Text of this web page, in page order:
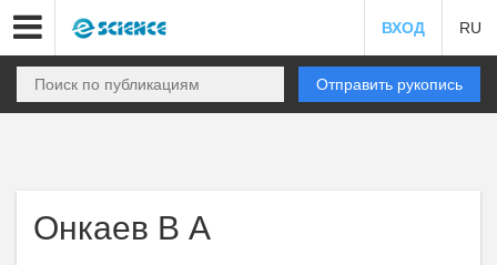
ВХОД RU
Отправить рукопись
Онкаев В А